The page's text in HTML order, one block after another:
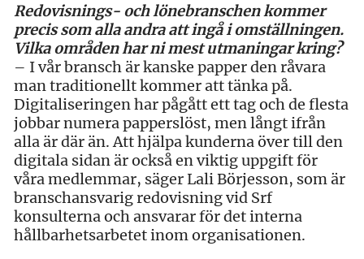
Redovisnings- och lönebranschen kommer
precis som alla andra att ingå i omställningen.
Vilka områden har ni mest utmaningar kring?
– I vår bransch är kanske papper den råvara
man traditionellt kommer att tänka på.
Digitaliseringen har pågått ett tag och de flesta
jobbar numera papperslöst, men långt ifrån
alla är där än. Att hjälpa kunderna över till den
digitala sidan är också en viktig uppgift för
våra medlemmar, säger Lali Börjesson, som är
branschansvarig redovisning vid Srf
konsulterna och ansvarar för det interna
hållbarhetsarbetet inom organisationen.